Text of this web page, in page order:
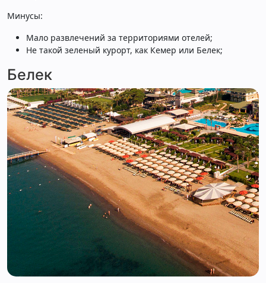
Минусы:
Мало развлечений за территориями отелей;
Не такой зеленый курорт, как Кемер или Белек;
Белек